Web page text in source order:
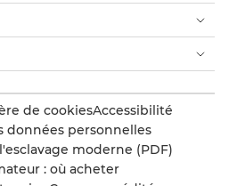
de cookiesAccessibilité
données personnelles
moderne (PDF)
: où acheter